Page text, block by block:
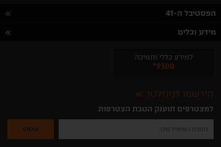
הפסטיבל ה-41
מידע וכלים
למידע כללי ותמיכה
*9300
הירשמו לניוזלטר
למצטרפים תוענק הטבת הצטרפות
להזין